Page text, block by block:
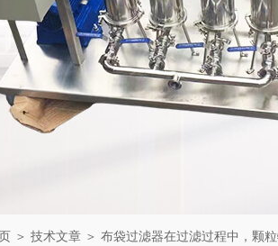
＞ 技术文章 ＞ 布袋过滤器在过滤过程中，颗